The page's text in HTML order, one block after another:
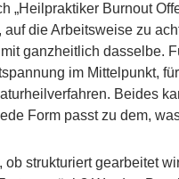
„Heilpraktiker Burnout
auf die Arbeitsweise zu
ganzheitlich dasselbe.
im Mittelpunkt,
Beides
Form passt zu dem,
ob strukturiert gearbeitet